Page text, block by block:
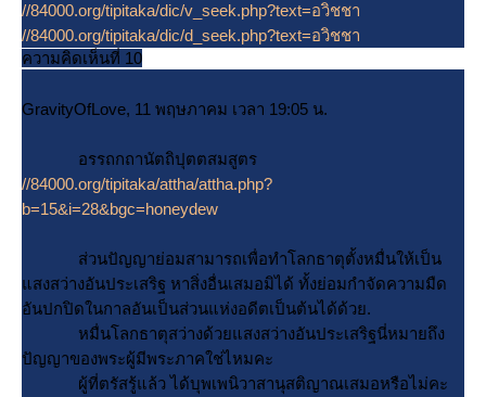
//84000.org/tipitaka/dic/v_seek.php?text=อวิชชา
//84000.org/tipitaka/dic/d_seek.php?text=อวิชชา
ความคิดเห็นที่ 10
GravityOfLove, 11 พฤษภาคม เวลา 19:05 น.
อรรถกถานัตถิปุตตสมสูตร
//84000.org/tipitaka/attha/attha.php?
b=15&i=28&bgc=honeydew
ส่วนปัญญาย่อมสามารถเพื่อทำโลกธาตุตั้งหมื่นให้เป็น
สงสว่างอันประเสริฐ หาสิ่งอื่นเสมอมิได้ ทั้งย่อมกำจัดความมืด
อันปกปิดในกาลอันเป็นส่วนแห่งอดีตเป็นต้นได้ด้วย.
หมื่นโลกธาตุสว่างด้วยแสงสว่างอันประเสริฐนี่หมายถึง
ปัญญาของพระผู้มีพระภาคใช่ไหมคะ
ผู้ที่ตรัสรู้แล้ว ได้บุพเพนิวาสานุสติญาณเสมอหรือไม่คะ